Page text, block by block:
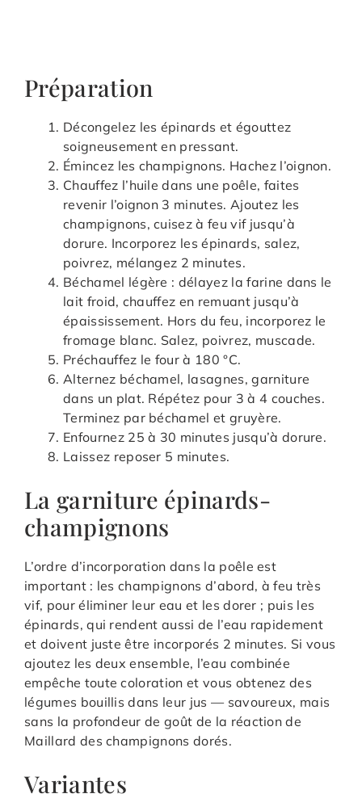
Préparation
Décongelez les épinards et égouttez
soigneusement en pressant.
Émincez les champignons. Hachez l’oignon.
Chauffez l’huile dans une poêle, faites
revenir l’oignon 3 minutes. Ajoutez les
champignons, cuisez à feu vif jusqu’à
dorure. Incorporez les épinards, salez,
poivrez, mélangez 2 minutes.
Béchamel légère : délayez la farine dans le
lait froid, chauffez en remuant jusqu’à
épaississement. Hors du feu, incorporez le
fromage blanc. Salez, poivrez, muscade.
Préchauffez le four à 180 °C.
Alternez béchamel, lasagnes, garniture
dans un plat. Répétez pour 3 à 4 couches.
Terminez par béchamel et gruyère.
Enfournez 25 à 30 minutes jusqu’à dorure.
Laissez reposer 5 minutes.
La garniture épinards-
champignons
L’ordre d’incorporation dans la poêle est
important : les champignons d’abord, à feu très
vif, pour éliminer leur eau et les dorer ; puis les
épinards, qui rendent aussi de l’eau rapidement
et doivent juste être incorporés 2 minutes. Si vous
ajoutez les deux ensemble, l’eau combinée
empêche toute coloration et vous obtenez des
légumes bouillis dans leur jus — savoureux, mais
sans la profondeur de goût de la réaction de
Maillard des champignons dorés.
Variantes